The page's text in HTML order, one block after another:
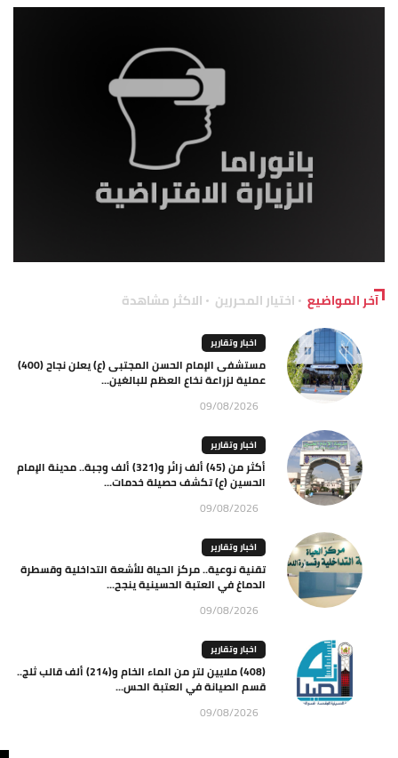
آخر المواضيع اختيار المحررين الاكثر مشاهدة
اخبار وتقارير
مستشفى الإمام الحسن المجتبى (ع) يعلن نجاح (400)
عملية لزراعة نخاع العظم للبالغين...
09/08/2026
اخبار وتقارير
أكثر من (45) ألف زائر و(321) ألف وجبة.. مدينة الإمام
الحسين (ع) تكشف حصيلة خدمات...
09/08/2026
اخبار وتقارير
تقنية نوعية.. مركز الحياة للأشعة التداخلية وقسطرة
الدماغ في العتبة الحسينية ينجح...
09/08/2026
اخبار وتقارير
(408) ملايين لتر من الماء الخام و(214) ألف قالب ثلج..
قسم الصيانة في العتبة الحس...
09/08/2026